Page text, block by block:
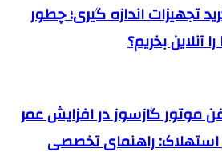
تجهیزات اندازه گیری؛ چطور
آنلاین بخریم؟
موتور گازسوز در افزایش عمر
استهلاک: راهنمای تخصصی